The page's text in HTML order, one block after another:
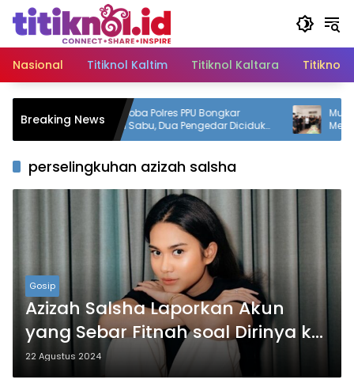
Langsung
konten
Nasional
Titiknol Kaltim Titiknol Kaltara Titiknol
Breaking News
Satresnarkoba Polres PPU Bongkar
Peredaran Sabu, Dua Pengedar Diciduk
dengan 12 Paket Narkotika
Mudyat
Mendalam
Bupati PPU
perselingkuhan azizah salsha
Gosip
Azizah Salsha Laporkan Akun
yang Sebar Fitnah soal Dirinya ke
Bareskrim Polri
22 Agustus 2024